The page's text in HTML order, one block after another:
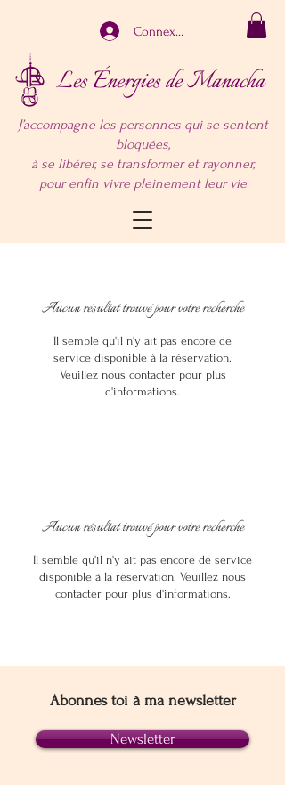
Connexion
Les Énergies de Manacha
J’accompagne les personnes qui se sentent
bloquées,
à se libérer, se transformer et rayonner,
pour enfin vivre pleinement leur vie
Aucun résultat trouvé pour votre recherche
Il semble qu'il n'y ait pas encore de
service disponible à la réservation.
Veuillez nous contacter pour plus
d'informations.
Aucun résultat trouvé pour votre recherche
Il semble qu'il n'y ait pas encore de service
disponible à la réservation. Veuillez nous
contacter pour plus d'informations.
Abonnes toi à ma newsletter
Newsletter